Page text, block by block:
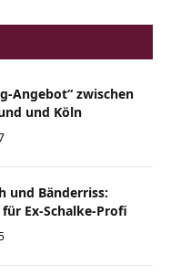
Angebot“ zwischen
und Köln
und Bänderriss:
Ex-Schalke-Profi